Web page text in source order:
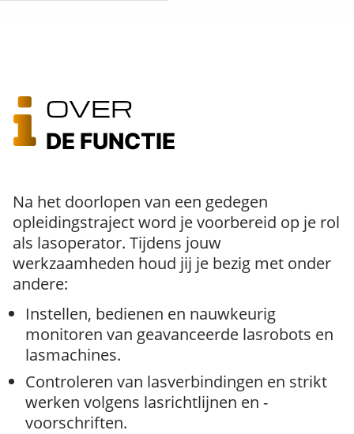
OVER
DE FUNCTIE
Na het doorlopen van een gedegen
opleidingstraject word je voorbereid op je rol
als lasoperator. Tijdens jouw
werkzaamheden houd jij je bezig met onder
andere:
Instellen, bedienen en nauwkeurig
monitoren van geavanceerde lasrobots en
lasmachines.
Controleren van lasverbindingen en strikt
werken volgens lasrichtlijnen en -
voorschriften.